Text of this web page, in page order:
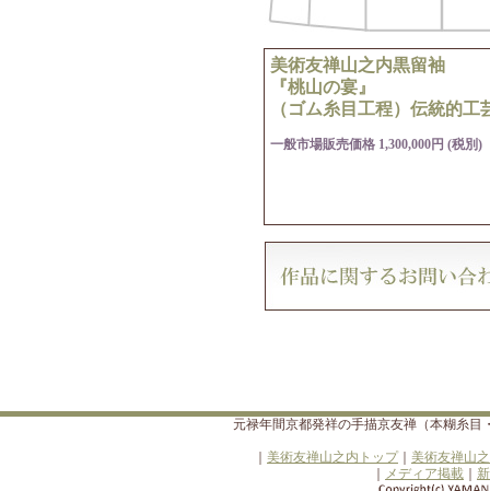
美術友禅山之内黒留袖
『桃山の宴』
（ゴム糸目工程）伝統的工
一般市場販売価格 1,300,000円 (税別)
元禄年間京都発祥の手描京友禅（本糊糸
美術友禅山之内トップ｜ 美術友禅山
メディア掲載